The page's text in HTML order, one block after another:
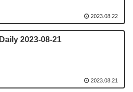
2023.08.22
Daily 2023-08-21
2023.08.21